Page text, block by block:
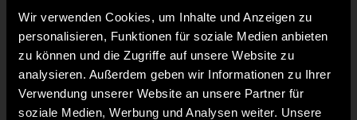
Wir verwenden Cookies, um Inhalte und Anzeigen zu
personalisieren, Funktionen für soziale Medien anbieten
zu können und die Zugriffe auf unsere Website zu
analysieren. Außerdem geben wir Informationen zu Ihrer
Verwendung unserer Website an unsere Partner für
soziale Medien, Werbung und Analysen weiter. Unsere
TOR 1:4, FELDTOR
TOR 1:3, FELDTOR